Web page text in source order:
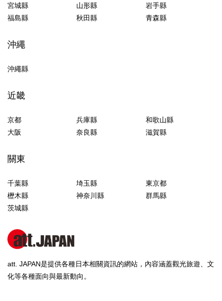
宮城縣 山形縣
岩手縣
福島縣
秋田縣 青森縣
沖繩
沖繩縣
近畿
京都 兵庫縣
和歌山縣
大阪
奈良縣 滋賀縣
關東
千葉縣 埼玉縣
東京都
櫪木縣
神奈川縣
群馬縣
茨城縣
att. JAPAN是提供各種日本相關資訊的網站，內容涵蓋觀光旅遊、文
化等各種面向與最新動向。